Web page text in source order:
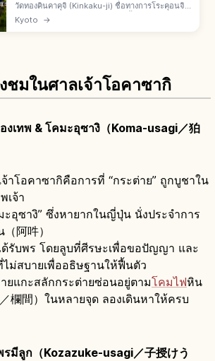
วัดทองคินคาคุจิ (Kinkaku-ji) ชื่อทางการโระคุอนจิ
คือวัดเขตคิตะเกียวโต ชาริเด็น 3 ชั้นปิดทองคำเปลว
สร้างโดยอาชิคางะ โยชิมิตสึยุคมุโรมาจิ มรดกโลกยู
Kyoto →
ชมในศาลเจ้าโอคาซากิ
งเทพ & โคมะอุซางิ（Koma-usagi／狛
าโอคาซากิคือการที่ “กระต่าย” ถูกบูชาใน
เจ้า
อุซางิ” ซึ่งหายากในญี่ปุ่น นั่งประจำการ
阿吽）
ด้รับพร โดยลูบที่ศีรษะเพื่อขอปัญญา และ
ไม่สบายเพื่ออธิษฐานให้ฟื้นตัว
ยแกะสลักกระต่ายซ่อนอยู่ตามโคมไฟหิน
欄間）ในหลายจุด ลองเดินหาให้ครบ
มีลูก（Kozazuke-usagi／子授けう